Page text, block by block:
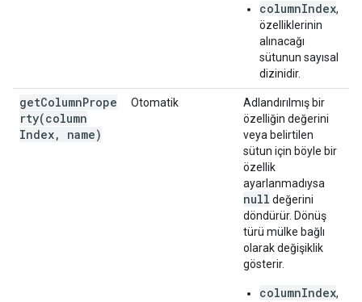
columnIndex,
özelliklerinin
alınacağı
sütunun sayısal
dizinidir.
getColumnPrope
rty(column
Index, name)
Otomatik
Adlandırılmış bir
özelliğin değerini
veya belirtilen
sütun için böyle bir
özellik
ayarlanmadıysa
null değerini
döndürür. Dönüş
türü mülke bağlı
olarak değişiklik
gösterir.
columnIndex,